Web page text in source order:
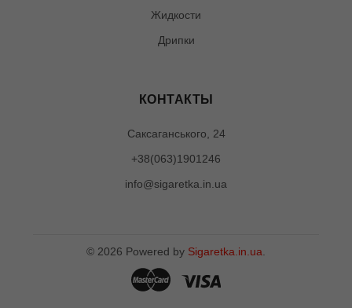
Жидкости
Дрипки
КОНТАКТЫ
Саксаганського, 24
+38(063)1901246
info@sigaretka.in.ua
© 2026 Powered by Sigaretka.in.ua